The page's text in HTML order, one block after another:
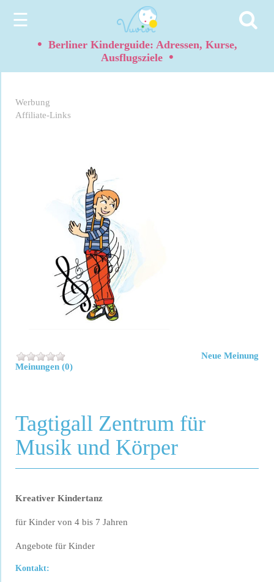
☰
• Berliner Kinderguide: Adressen, Kurse,
Ausflugsziele •
Werbung
Affiliate-Links
Meinungen (0)
Neue Meinung
Tagtigall Zentrum für
Musik und Körper
Kreativer Kindertanz
für Kinder von 4 bis 7 Jahren
Angebote für Kinder
Kontakt: